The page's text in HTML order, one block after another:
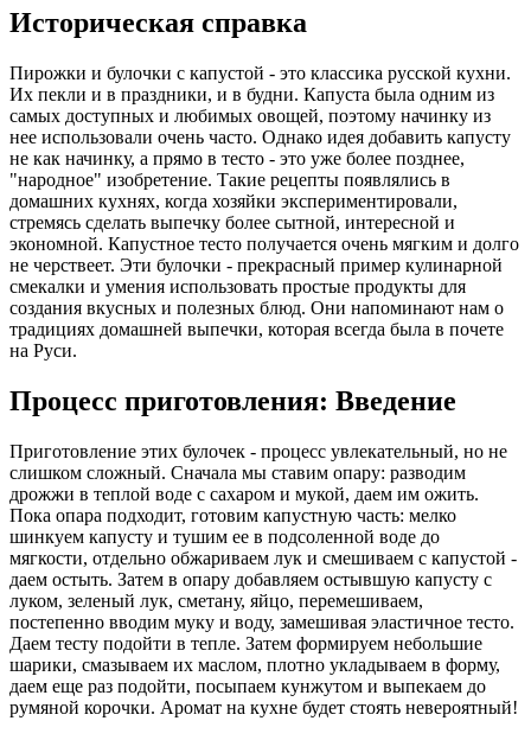
Историческая справка
Пирожки и булочки с капустой - это классика русской кухни.
Их пекли и в праздники, и в будни. Капуста была одним из
самых доступных и любимых овощей, поэтому начинку из
нее использовали очень часто. Однако идея добавить капусту
не как начинку, а прямо в тесто - это уже более позднее,
"народное" изобретение. Такие рецепты появлялись в
домашних кухнях, когда хозяйки экспериментировали,
стремясь сделать выпечку более сытной, интересной и
экономной. Капустное тесто получается очень мягким и долго
не черствеет. Эти булочки - прекрасный пример кулинарной
смекалки и умения использовать простые продукты для
создания вкусных и полезных блюд. Они напоминают нам о
традициях домашней выпечки, которая всегда была в почете
на Руси.
Процесс приготовления: Введение
Приготовление этих булочек - процесс увлекательный, но не
слишком сложный. Сначала мы ставим опару: разводим
дрожжи в теплой воде с сахаром и мукой, даем им ожить.
Пока опара подходит, готовим капустную часть: мелко
шинкуем капусту и тушим ее в подсоленной воде до
мягкости, отдельно обжариваем лук и смешиваем с капустой -
даем остыть. Затем в опару добавляем остывшую капусту с
луком, зеленый лук, сметану, яйцо, перемешиваем,
постепенно вводим муку и воду, замешивая эластичное тесто.
Даем тесту подойти в тепле. Затем формируем небольшие
шарики, смазываем их маслом, плотно укладываем в форму,
даем еще раз подойти, посыпаем кунжутом и выпекаем до
румяной корочки. Аромат на кухне будет стоять невероятный!